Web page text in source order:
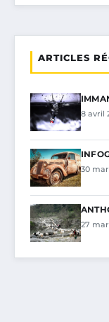
ARTICLES
8 avril
30
27